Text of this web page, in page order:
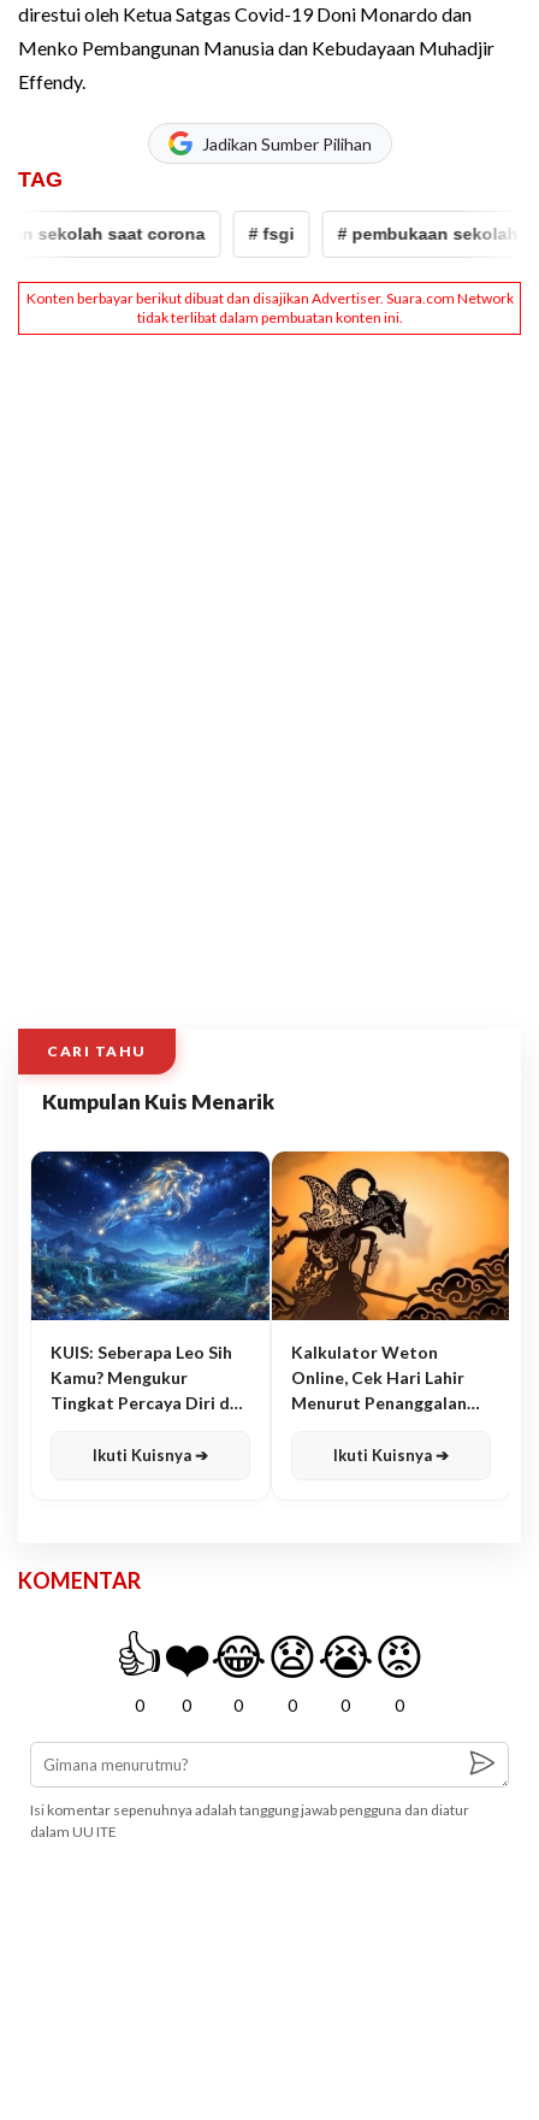
direstui oleh Ketua Satgas Covid-19 Doni Monardo dan
Menko Pembangunan Manusia dan Kebudayaan Muhadjir
Effendy.
Jadikan Sumber Pilihan
TAG
sekolah saat corona # fsgi # pembukaan sekolah
CARI TAHU
Kumpulan Kuis Menarik
KUIS: Seberapa Leo Sih
Kamu? Mengukur
Tingkat Percaya Diri dan
Ikuti Kuisnya ➔
Kalkulator Weton
Online, Cek Hari Lahir
Menurut Penanggalan
Ikuti Kuisnya ➔
KOMENTAR
👍
0
❤️
0
😂
0
😧
0
😭
0
😡
0
Isi komentar sepenuhnya adalah tanggung jawab pengguna dan diatur
dalam UU ITE